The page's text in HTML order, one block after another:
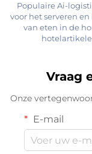
Populaire Ai-
voor het serveren
van eten in de
Vraag
Onze
E-mail